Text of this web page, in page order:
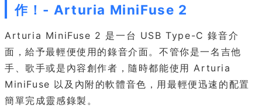
作！- Arturia MiniFuse 2
Arturia MiniFuse 2 是一台 USB Type-C 錄音介
面，給予最輕便使用的錄音介面。不管你是一名吉他
手、歌手或是內容創作者，隨時都能使用 Arturia
MiniFuse 以及內附的軟體音色，用最輕便迅速的配置
簡單完成靈感錄製。